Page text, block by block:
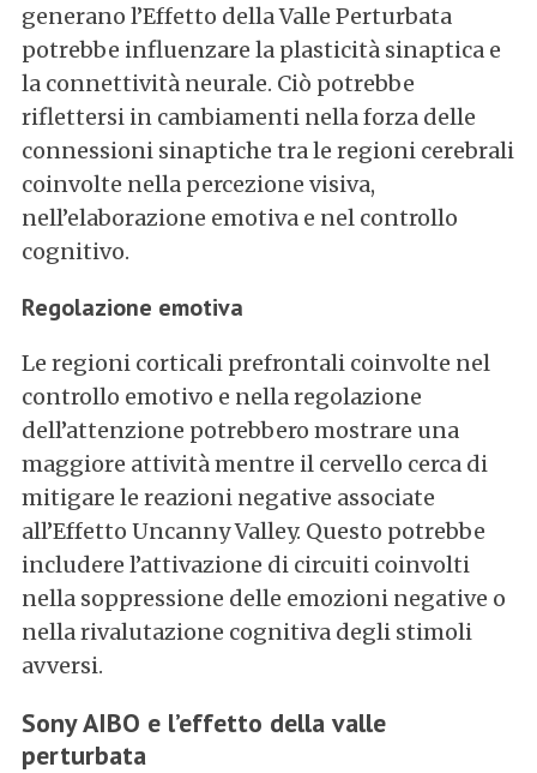
generano l’Effetto della Valle Perturbata
potrebbe influenzare la plasticità sinaptica e
la connettività neurale. Ciò potrebbe
riflettersi in cambiamenti nella forza delle
connessioni sinaptiche tra le regioni cerebrali
coinvolte nella percezione visiva,
nell’elaborazione emotiva e nel controllo
cognitivo.
Regolazione emotiva
Le regioni corticali prefrontali coinvolte nel
controllo emotivo e nella regolazione
dell’attenzione potrebbero mostrare una
maggiore attività mentre il cervello cerca di
mitigare le reazioni negative associate
all’Effetto Uncanny Valley. Questo potrebbe
includere l’attivazione di circuiti coinvolti
nella soppressione delle emozioni negative o
nella rivalutazione cognitiva degli stimoli
avversi.
Sony AIBO e l’effetto della valle
perturbata